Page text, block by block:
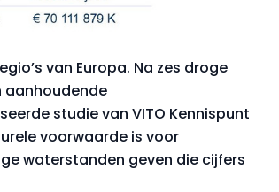
van Europa. Na zes droge
aanhoudende
studie van VITO Kennispunt
voorwaarde is voor
waterstanden geven die cijfers